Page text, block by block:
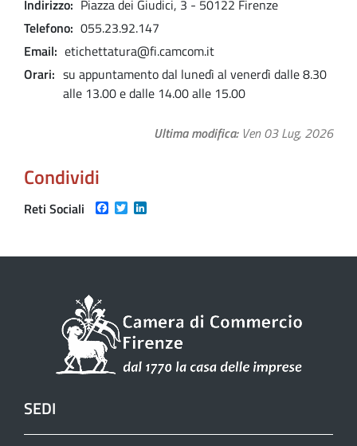
Indirizzo Piazza dei Giudici, 3 - 50122 Firenze
Telefono 055.23.92.147
Email etichettatura@fi.camcom.it
Orari
su appuntamento dal lunedì al venerdì dalle 8.30
alle 13.00 e dalle 14.00 alle 15.00
Ultima modifica Ven 03 Lug, 2026
Condividi
Reti Sociali Facebook
Twitter
SEDI